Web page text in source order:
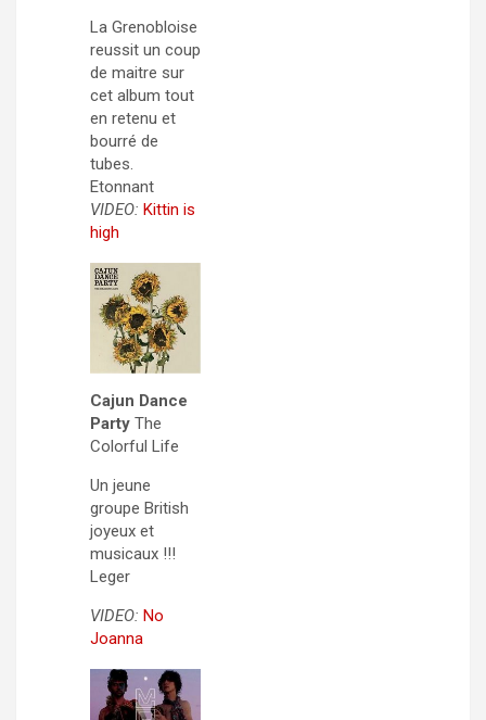
La Grenobloise
reussit un coup
de maitre sur
cet album tout
en retenu et
bourré de
tubes.
Etonnant
VIDEO: Kittin is
high
Cajun Dance
Party The
Colorful Life
Un jeune
groupe British
joyeux et
musicaux !!!
Leger
VIDEO: No
Joanna